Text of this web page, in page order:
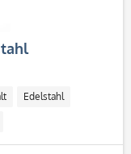
Edelstahl